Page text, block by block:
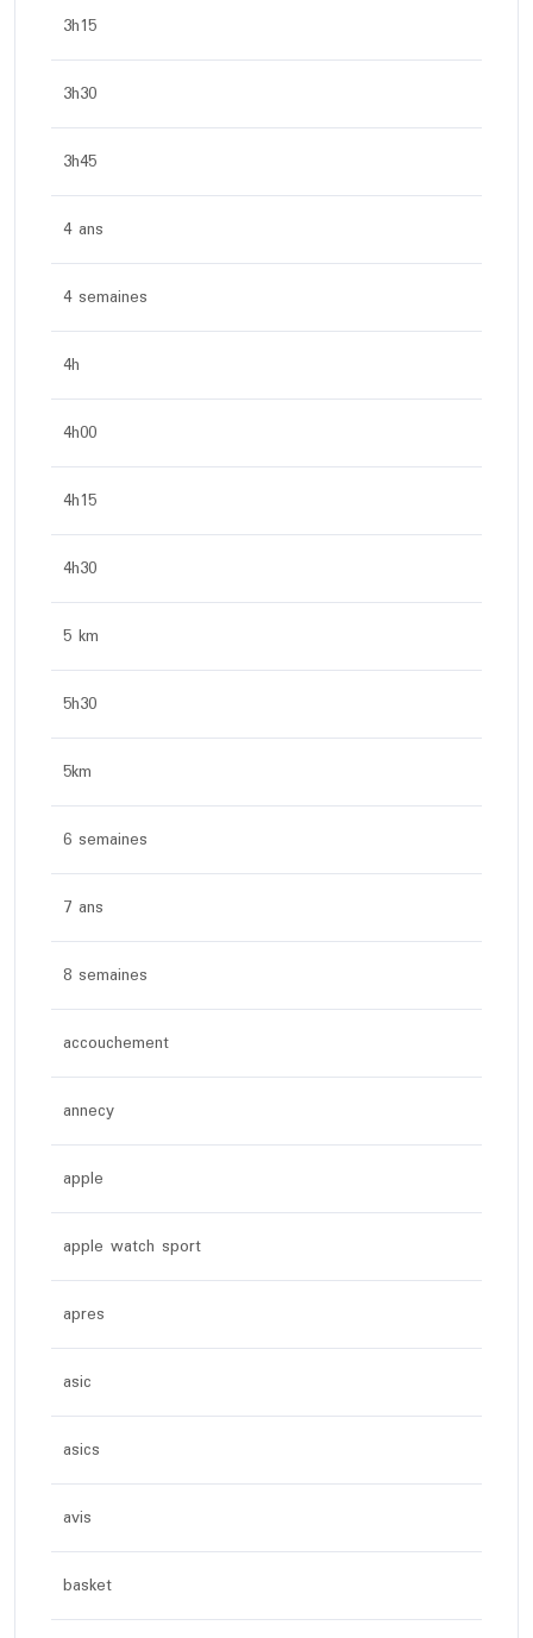
3h15
3h30
3h45
4 ans
4 semaines
4h
4h00
4h15
4h30
5 km
5h30
5km
6 semaines
7 ans
8 semaines
accouchement
annecy
apple
apple watch sport
apres
asic
asics
avis
basket